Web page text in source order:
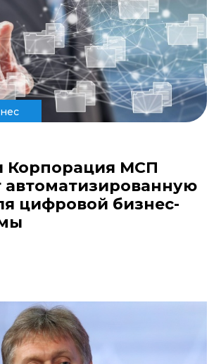
Корпорация МСП
автоматизированную
цифровой бизнес-